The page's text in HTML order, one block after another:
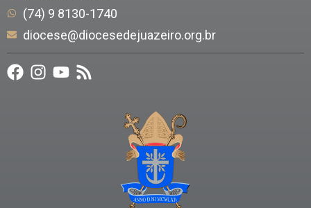
(74) 9 8130-1740
diocese@diocesedejuazeiro.org.br